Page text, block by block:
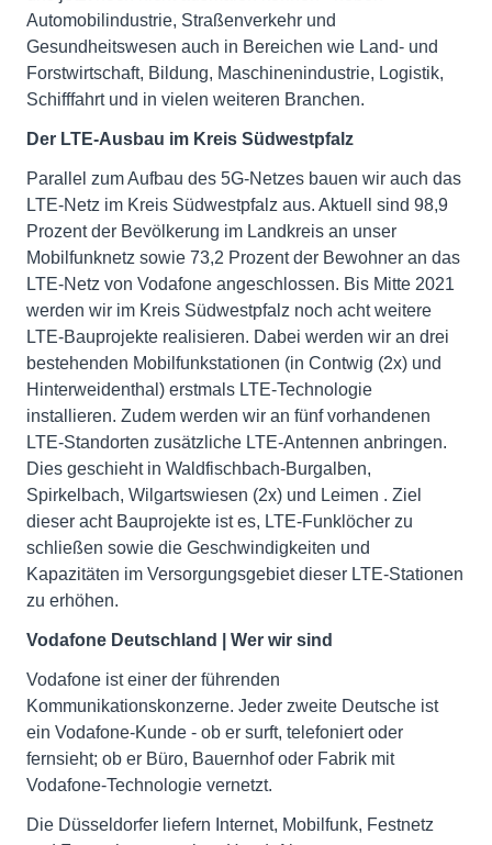
Automobilindustrie, Straßenverkehr und
Gesundheitswesen auch in Bereichen wie Land- und
Forstwirtschaft, Bildung, Maschinenindustrie, Logistik,
Schifffahrt und in vielen weiteren Branchen.
Der LTE-Ausbau im Kreis Südwestpfalz
Parallel zum Aufbau des 5G-Netzes bauen wir auch das
LTE-Netz im Kreis Südwestpfalz aus. Aktuell sind 98,9
Prozent der Bevölkerung im Landkreis an unser
Mobilfunknetz sowie 73,2 Prozent der Bewohner an das
LTE-Netz von Vodafone angeschlossen. Bis Mitte 2021
werden wir im Kreis Südwestpfalz noch acht weitere
LTE-Bauprojekte realisieren. Dabei werden wir an drei
bestehenden Mobilfunkstationen (in Contwig (2x) und
Hinterweidenthal) erstmals LTE-Technologie
installieren. Zudem werden wir an fünf vorhandenen
LTE-Standorten zusätzliche LTE-Antennen anbringen.
Dies geschieht in Waldfischbach-Burgalben,
Spirkelbach, Wilgartswiesen (2x) und Leimen . Ziel
dieser acht Bauprojekte ist es, LTE-Funklöcher zu
schließen sowie die Geschwindigkeiten und
Kapazitäten im Versorgungsgebiet dieser LTE-Stationen
zu erhöhen.
Vodafone Deutschland | Wer wir sind
Vodafone ist einer der führenden
Kommunikationskonzerne. Jeder zweite Deutsche ist
ein Vodafone-Kunde - ob er surft, telefoniert oder
fernsieht; ob er Büro, Bauernhof oder Fabrik mit
Vodafone-Technologie vernetzt.
Die Düsseldorfer liefern Internet, Mobilfunk, Festnetz